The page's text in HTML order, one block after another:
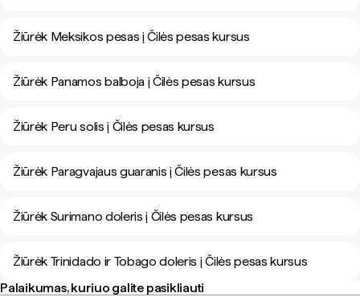
Žiūrėk Meksikos pesas į Čilės pesas kursus
Žiūrėk Panamos balboja į Čilės pesas kursus
Žiūrėk Peru solis į Čilės pesas kursus
Žiūrėk Paragvajaus guaranis į Čilės pesas kursus
Žiūrėk Surimano doleris į Čilės pesas kursus
Žiūrėk Trinidado ir Tobago doleris į Čilės pesas kursus
Palaikumas, kuriuo galite pasikliauti